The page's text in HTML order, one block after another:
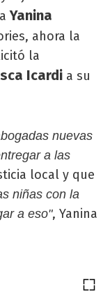
Yanina
ahora la
la
Icardi a su
nuevas
a las
local y que
niñas con la
a eso", Yanina